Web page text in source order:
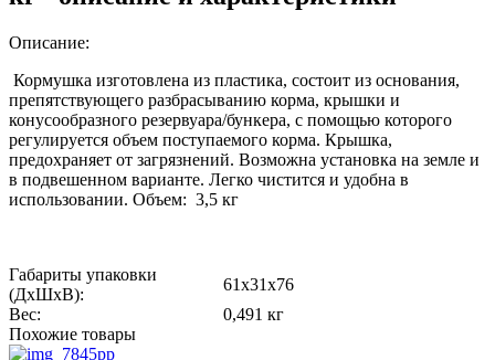
Описание:
Кормушка изготовлена из пластика, состоит из основания,
препятствующего разбрасыванию корма, крышки и
конусообразного резервуара/бункера, с помощью которого
регулируется объем поступаемого корма. Крышка,
предохраняет от загрязнений. Возможна установка на земле и
в подвешенном варианте. Легко чистится и удобна в
использовании. Объем: 3,5 кг
Габариты упаковки
(ДхШхВ):
61х31х76
Вес:
0,491 кг
Похожие товары